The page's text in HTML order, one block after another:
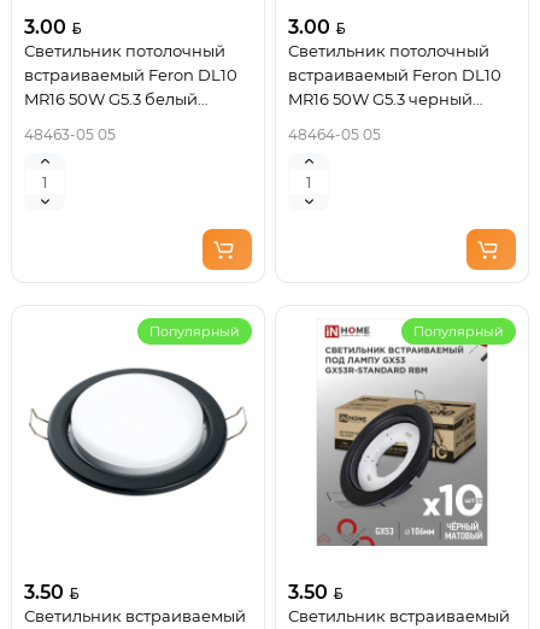
3.00
Светильник потолочный
встраиваемый Feron DL10
MR16 50W G5.3 белый
48463-05 05
3.00
Светильник потолочный
встраиваемый Feron DL10
MR16 50W G5.3 черный
48464-05 05
Популярный
3.50
Светильник встраиваемый
Популярный
3.50
Светильник встраиваемый